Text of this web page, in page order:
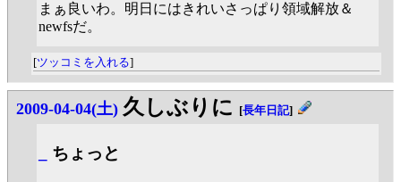
まぁ良いわ。明日にはきれいさっぱり領域解放＆
newfsだ。
[ツッコミを入れる]
2009-04-04(土) 久しぶりに [長年日記]
ちょっと